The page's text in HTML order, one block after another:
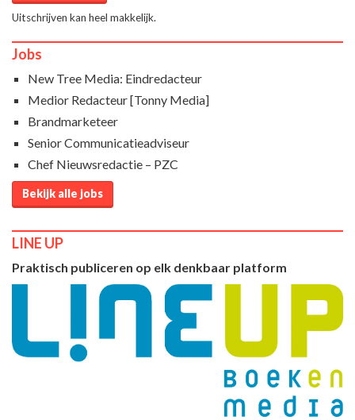
Uitschrijven kan heel makkelijk.
Jobs
New Tree Media: Eindredacteur
Medior Redacteur [Tonny Media]
Brandmarketeer
Senior Communicatieadviseur
Chef Nieuwsredactie – PZC
Bekijk alle jobs
LINE UP
Praktisch publiceren op elk denkbaar platform